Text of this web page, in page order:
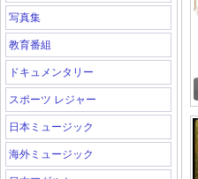
写真集
教育番組
ドキュメンタリー
スポーツ レジャー
日本ミュージック
海外ミュージック